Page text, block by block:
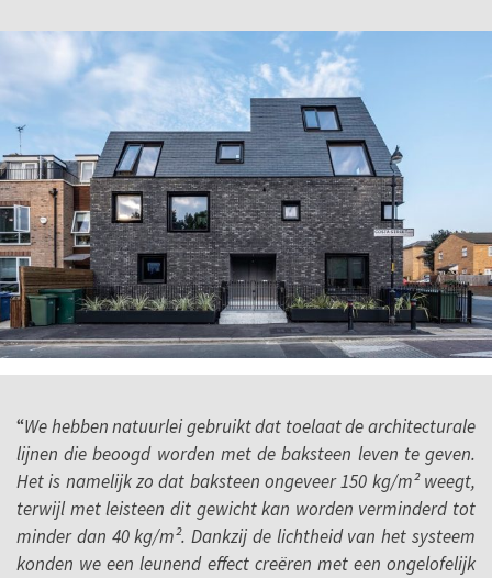
“We hebben natuurlei gebruikt dat toelaat de architecturale
lijnen die beoogd worden met de baksteen leven te geven.
Het is namelijk zo dat baksteen ongeveer 150 kg/m² weegt,
terwijl met leisteen dit gewicht kan worden verminderd tot
minder dan 40 kg/m². Dankzij de lichtheid van het systeem
konden we een leunend effect creëren met een ongelofelijk